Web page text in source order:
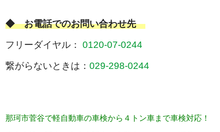
◆ お電話でのお問い合わせ先
フリーダイヤル：0120-07-0244
繋がらないときは：029-298-0244
那珂市菅谷で軽自動車の車検から４トン車まで車検対応！